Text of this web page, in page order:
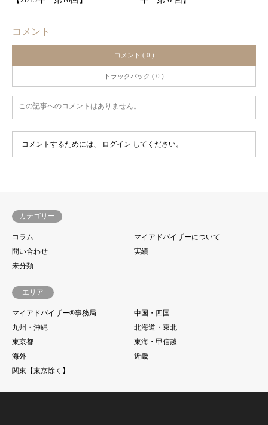
コメント
コメント ( 0 )
トラックバック ( 0 )
この記事へのコメントはありません。
コメントするためには、 ログイン してください。
カテゴリー
コラム
マイアドバイザーについて
問い合わせ
実績
未分類
エリア
マイアドバイザー®事務局
中国・四国
九州・沖縄
北海道・東北
東京都
東海・甲信越
海外
近畿
関東【東京除く】